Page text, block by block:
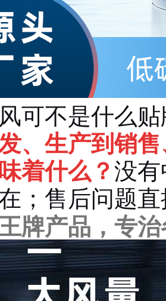
可不是什么
、生产到销
着什么？没
；售后问题
牌产品，专